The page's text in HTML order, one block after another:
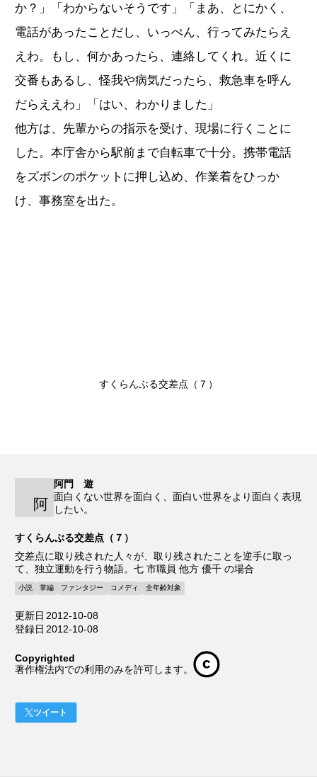
か？」「わからないそうです」「まあ、とにかく、
電話があったことだし、いっぺん、行ってみたらえ
えわ。もし、何かあったら、連絡してくれ。近くに
交番もあるし、怪我や病気だったら、救急車を呼ん
だらええわ」「はい、わかりました」
他方は、先輩からの指示を受け、現場に行くことに
した。本庁舎から駅前まで自転車で十分。携帯電話
をズボンのポケットに押し込め、作業着をひっか
け、事務室を出た。
すくらんぶる交差点（７）
阿
阿門 遊
面白くない世界を面白く、面白い世界をより面白く表現
したい。
すくらんぶる交差点（７）
交差点に取り残された人々が、取り残されたことを逆手に取っ
て、独立運動を行う物語。七 市職員 他方 優千 の場合
小説 掌編 ファンタジー コメディ 全年齢対象
更新日 2012-10-08
登録日 2012-10-08
Copyrighted
著作権法内での利用のみを許可します。
ツイート